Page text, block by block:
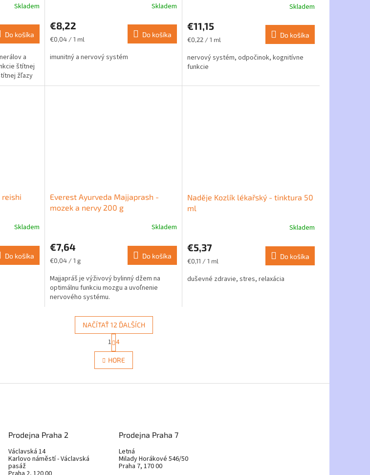
Skladem
Do košíka
a
štítnej
žľazy
Skladem
€8,22
Jednotková
€0,04 / 1 ml
Do košíka
imunitný a nervový systém
Skladem
€11,15
Jednotková
€0,22 / 1 ml
Do košíka
nervový systém, odpočinok, kognitívne
funkcie
reishi
Skladem
Do košíka
Everest Ayurveda Majjaprash -
mozek a nervy 200 g
Skladem
€7,64
Jednotková
€0,04 / 1 g
Do košíka
Majjapráš je výživový bylinný džem na
optimálnu funkciu mozgu a uvoľnenie
nervového systému.
Naděje Kozlík lékařský - tinktura 50
ml
Skladem
€5,37
Jednotková
€0,11 / 1 ml
Do košíka
duševné zdravie, stres, relaxácia
O
v
l
d
NAČÍTAŤ 12 ĎALŠÍCH
S
t
r
á
n
1 4
HORE
Prodejna Praha 2
Václavská 14
Karlovo náměstí - Václavská
pasáž
Prodejna Praha 7
Letná
Milady Horákové 546/50
Praha 7, 170 00